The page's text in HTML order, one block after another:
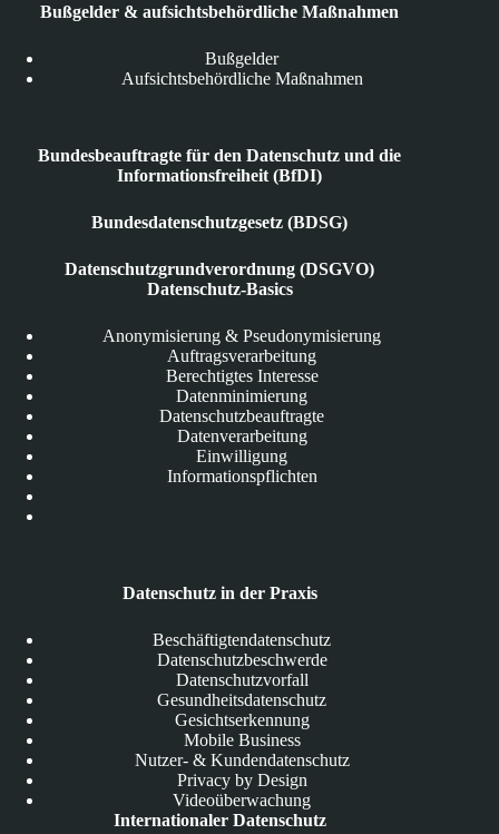
Bußgelder & aufsichtsbehördliche Maßnahmen
Bußgelder
Aufsichtsbehördliche Maßnahmen
Bundesbeauftragte für den Datenschutz und die
Informationsfreiheit (BfDI)
Bundesdatenschutzgesetz (BDSG)
Datenschutzgrundverordnung (DSGVO)
Datenschutz-Basics
Anonymisierung & Pseudonymisierung
Auftragsverarbeitung
Berechtigtes Interesse
Datenminimierung
Datenschutzbeauftragte
Datenverarbeitung
Einwilligung
Informationspflichten
Datenschutz in der Praxis
Beschäftigtendatenschutz
Datenschutzbeschwerde
Datenschutzvorfall
Gesundheitsdatenschutz
Gesichtserkennung
Mobile Business
Nutzer- & Kundendatenschutz
Privacy by Design
Videoüberwachung
Internationaler Datenschutz